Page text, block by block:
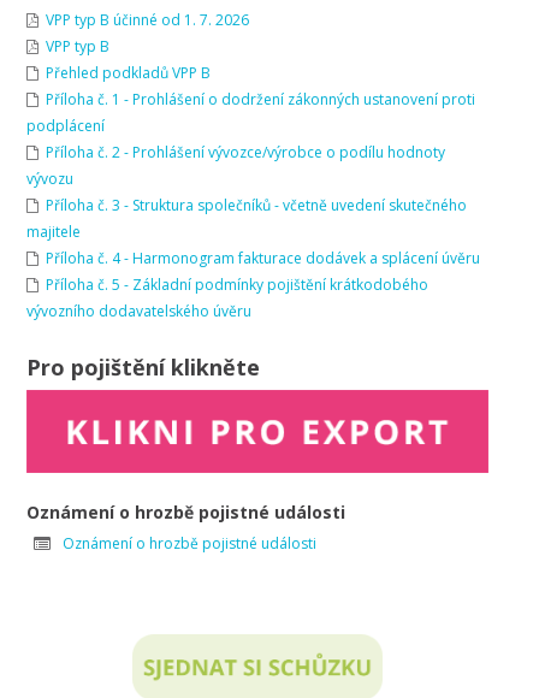
VPP typ B účinné od 1. 7. 2026
VPP typ B
Přehled podkladů VPP B
Příloha č. 1 - Prohlášení o dodržení zákonných ustanovení proti
podplácení
Příloha č. 2 - Prohlášení vývozce/výrobce o podílu hodnoty
vývozu
Příloha č. 3 - Struktura společníků - včetně uvedení skutečného
majitele
Příloha č. 4 - Harmonogram fakturace dodávek a splácení úvěru
Příloha č. 5 - Základní podmínky pojištění krátkodobého
vývozního dodavatelského úvěru
Pro pojištění klikněte
Oznámení o hrozbě pojistné události
Oznámení o hrozbě pojistné události